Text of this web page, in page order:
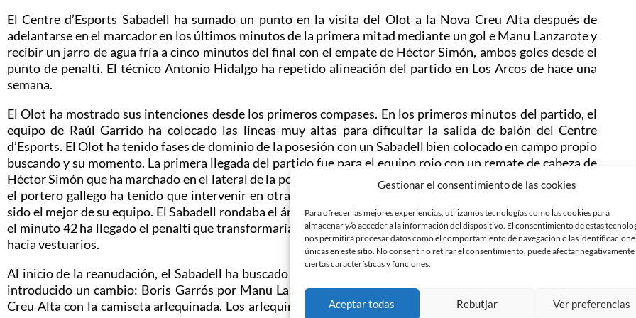
Gestionar el consentimiento de las cookies
Para ofrecer las mejores experiencias, utilizamos tecnologías como las cookies para
almacenar y/o acceder a la información del dispositivo. El consentimiento de estas
nos permitirá procesar datos como el comportamiento de navegación o las
únicas en este sitio. No consentir o retirar el consentimiento, puede afectar negativamente
ciertas características y funciones.
Aceptar todas Rebutjar Ver preferencias
El Centre d’Esports Sabadell ha sumado un punto en la visita del Olot a la Nova Creu Alta después de
adelantarse en el marcador en los últimos minutos de la primera mitad mediante un gol e Manu Lanzarote y
recibir un jarro de agua fría a cinco minutos del final con el empate de Héctor Simón, ambos goles desde el
punto de penalti. El técnico Antonio Hidalgo ha repetido alineación del partido en Los Arcos de hace una
semana.
El Olot ha mostrado sus intenciones desde los primeros compases. En los primeros minutos del partido, el
equipo de Raúl Garrido ha colocado las líneas muy altas para dificultar la salida de balón del Centre
d’Esports. El Olot ha tenido fases de dominio de la posesión con un Sabadell bien colocado en campo propio
buscando y su momento. La primera llegada del partido fue para el equipo rojo con un remate de cabeza de
Héctor Simón que ha marchado en el lateral de la portería de Ian Mackay. Antes de la media hora de partido,
el portero gallego ha tenido que intervenir en otra llegada de Héctor Simón, el ex jugador arlequinado ha
sido el mejor de su equipo. El Sabadell rondaba el área rival pero sin probar el portero Ballesté hasta que en
el minuto 42 ha llegado el penalti que transformaría de forma magistral Manu Lanzarote. Ventaja mínimo y
hacia vestuarios.
Al inicio de la reanudación, el Sabadell ha buscado controlar un poco más el partido y Antonio Hidalgo ha
introducido un cambio: Boris Garrós por Manu Lanzarote. El delantero arlequinado debutaba en la Nova
Creu Alta con la camiseta arlequinada. Los arlequinados han tenido oportunidades para hacer el segundo,